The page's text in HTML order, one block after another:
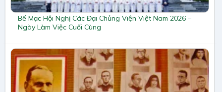
Bế Mạc Hội Nghị Các Đại Chủng Viện Việt Nam 2026 –
Ngày Làm Việc Cuối Cùng